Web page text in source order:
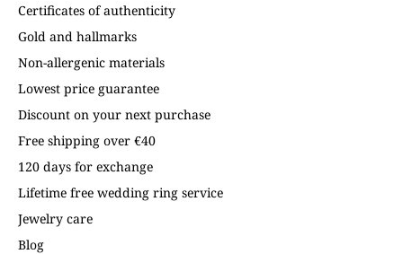
Certificates of authenticity
Gold and hallmarks
Non-allergenic materials
Lowest price guarantee
Discount on your next purchase
Free shipping over €40
120 days for exchange
Lifetime free wedding ring service
Jewelry care
Blog